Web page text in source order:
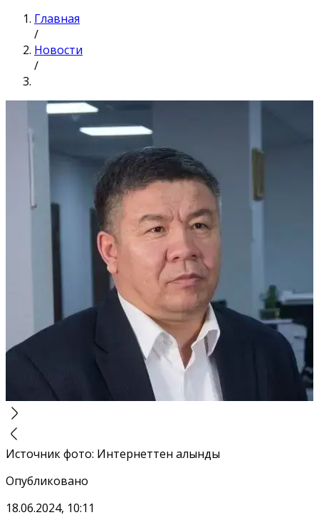
Главная
/
Новости
/
Источник фото: Интернеттен алынды
Опубликовано
18.06.2024, 10:11